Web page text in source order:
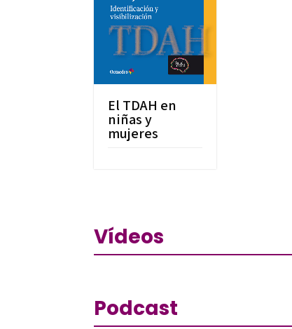
El TDAH en
niñas y
mujeres
Vídeos
Podcast